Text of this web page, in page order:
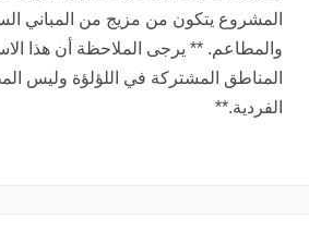
المشروع يتكون من مزيج من المباني
والمطاعم. ** يرجى الملاحظة أن هذا
المناطق المشتركة في اللؤلؤة وليس
الفردية.**